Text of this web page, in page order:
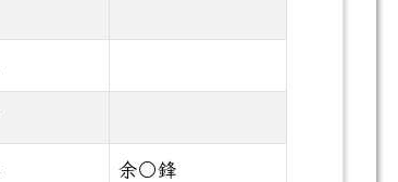
余○鋒